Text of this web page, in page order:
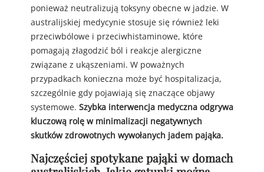
ponieważ neutralizują toksyny obecne w jadzie. W
australijskiej medycynie stosuje się również leki
przeciwbólowe i przeciwhistaminowe, które
pomagają złagodzić ból i reakcje alergiczne
związane z ukąszeniami. W poważnych
przypadkach konieczna może być hospitalizacja,
szczególnie gdy pojawiają się znaczące objawy
systemowe. Szybka interwencja medyczna odgrywa
kluczową rolę w minimalizacji negatywnych
skutków zdrowotnych wywołanych jadem pająka.
Najczęściej spotykane pająki w domach